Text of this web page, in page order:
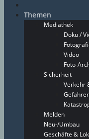
Themen
Mediathek
Doku /
Video
Foto-
Sicherheit
Verkehr
Melden
Neu-/Umbau
Geschäfte &